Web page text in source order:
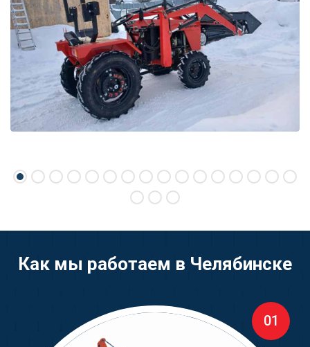
Как мы работаем в Челябинске
01